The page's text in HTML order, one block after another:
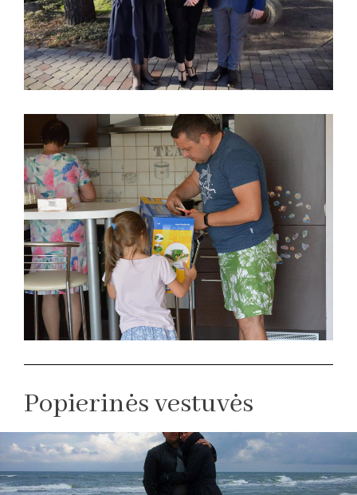
Popierinės vestuvės